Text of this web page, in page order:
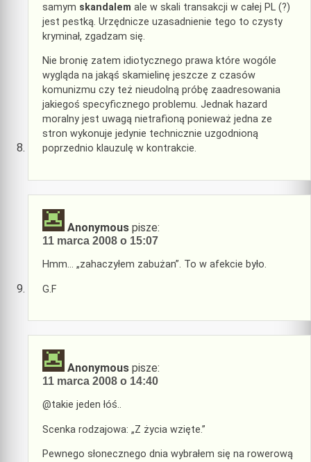
samym skandalem ale w skali transakcji w całej PL (?)
jest pestką. Urzędnicze uzasadnienie tego to czysty
kryminał, zgadzam się.
Nie bronię zatem idiotycznego prawa które wogóle
wygląda na jakąś skamielinę jeszcze z czasów
komunizmu czy też nieudolną próbę zaadresowania
jakiegoś specyficznego problemu. Jednak hazard
moralny jest uwagą nietrafioną ponieważ jedna ze
stron wykonuje jedynie technicznie uzgodnioną
poprzednio klauzulę w kontrakcie.
Anonymous pisze:
11 marca 2008 o 15:07
Hmm… „zahaczyłem zabużan”. To w afekcie było.
G.F
Anonymous pisze:
11 marca 2008 o 14:40
@takie jeden łóś..
Scenka rodzajowa: „Z życia wzięte.”
Pewnego słonecznego dnia wybrałem się na rowerową